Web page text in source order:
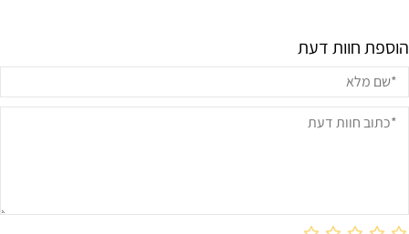
הוספת חוות דעת